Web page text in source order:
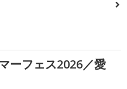
ーフェス2026／愛